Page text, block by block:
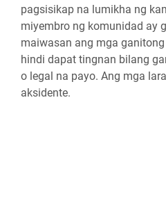
pagsisikap na lumikha ng
miyembro ng komunidad ay
maiwasan ang mga
hindi dapat tingnan bilang
o legal na payo. Ang mga
aksidente.